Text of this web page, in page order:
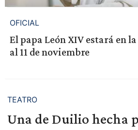
OFICIAL
El papa León XIV estará en
al 11 de noviembre
TEATRO
Una de Duilio hecha